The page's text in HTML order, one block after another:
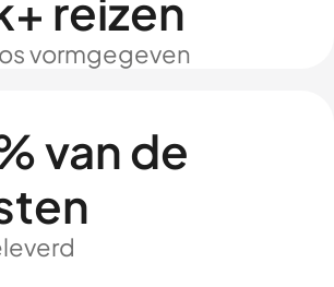
vormgegeven
van de